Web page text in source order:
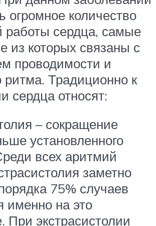
огромное количество
работы сердца, самые
из которых связаны с
проводимости и
ритма. Традиционно к
сердца относят:
– сокращение
установленного
всех аритмий
заметно
75% случаев
именно на это
При экстрасистолии